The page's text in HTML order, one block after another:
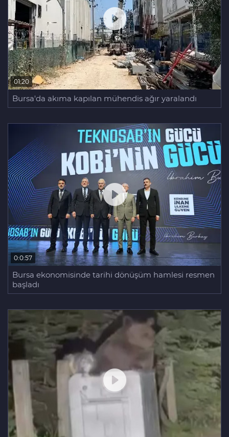
01:20
Bursa'da akıma kapılan mühendis ağır yaralandı
0:0:57
Bursa ekonomisinde tarihi dönüşüm hamlesi resmen
başladı